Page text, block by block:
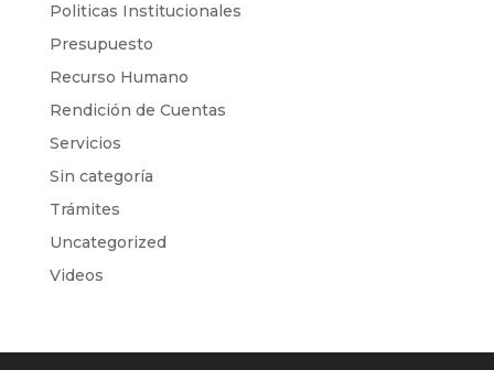
Politicas Institucionales
Presupuesto
Recurso Humano
Rendición de Cuentas
Servicios
Sin categoría
Trámites
Uncategorized
Videos